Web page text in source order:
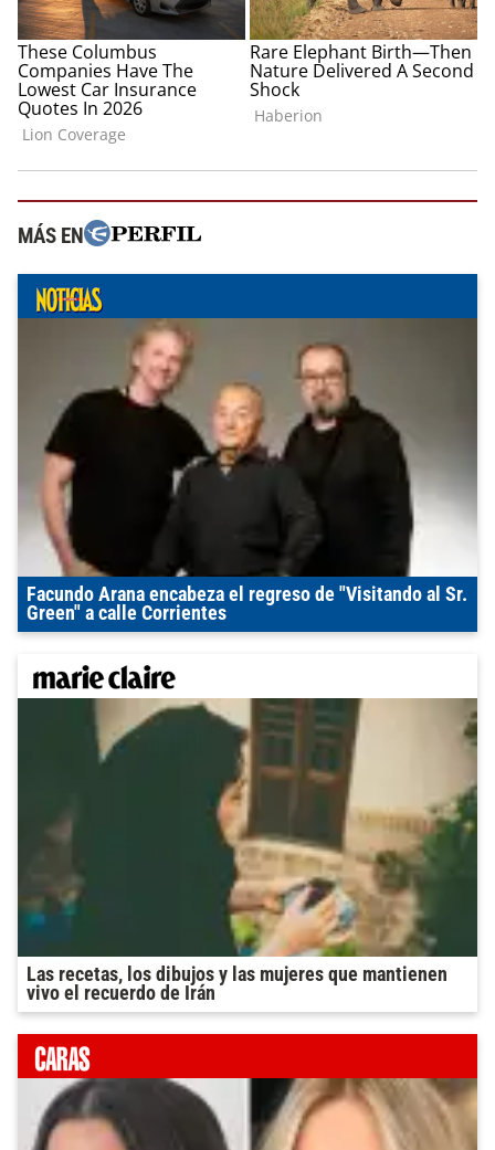
MÁS EN
Facundo Arana encabeza el regreso de "Visitando al Sr.
Green" a calle Corrientes
Las recetas, los dibujos y las mujeres que mantienen
vivo el recuerdo de Irán